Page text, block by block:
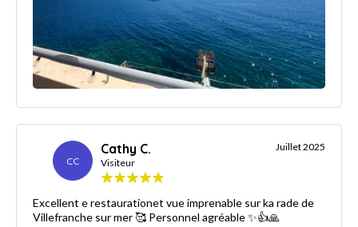
CC
Cathy C.
Visiteur
Juillet 2025
Excellent e restaurationet vue imprenable sur ka rade de
Villefranche sur mer 🥰 Personnel agréable ✨👍🙏